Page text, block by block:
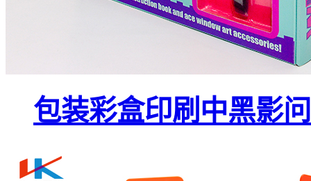
包装彩盒印刷中黑影